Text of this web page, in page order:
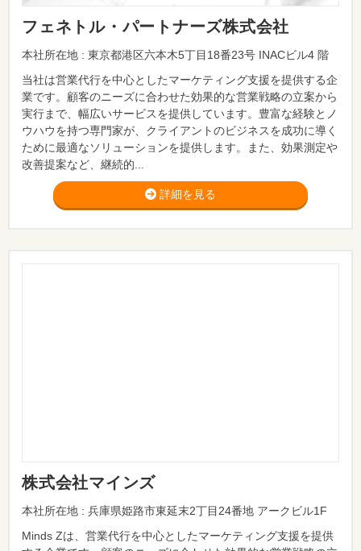
フェネトル・パートナーズ株式会社
本社所在地 : 東京都港区六本木5丁目18番23号 INACビル4 階
当社は営業代行を中心としたマーケティング支援を提供する企
業です。顧客のニーズに合わせた効果的な営業戦略の立案から
実行まで、幅広いサービスを提供しています。豊富な経験とノ
ウハウを持つ専門家が、クライアントのビジネスを成功に導く
ために最適なソリューションを提供します。また、効果測定や
改善提案など、継続的...
詳細を見る
株式会社マインズ
本社所在地 : 兵庫県姫路市東延末2丁目24番地 アークビル1F
Minds Zは、営業代行を中心としたマーケティング支援を提供